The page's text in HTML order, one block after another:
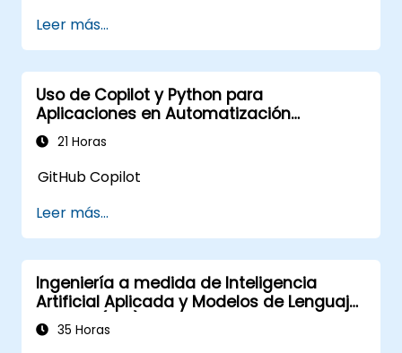
Python en AWS Cloud9.
Colaborar con otros desarrolladores
utilizando la plataforma AWS Cloud9.
Integrar AWS Cloud9 con otros servicios
de AWS para despliegues avanzados.
Leer más...
Uso de Copilot y Python para
Aplicaciones en Automatización
Industrial
21 Horas
GitHub Copilot
Leer más...
Ingeniería a medida de Inteligencia
Artificial Aplicada y Modelos de Lenguaje
Grande (LLM) con Python
35 Horas